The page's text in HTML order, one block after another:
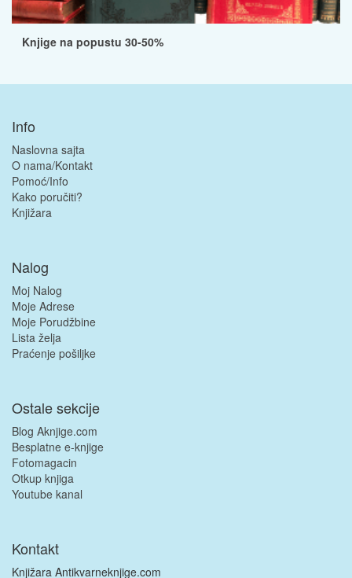
Knjige na popustu 30-50%
Info
Naslovna sajta
O nama/Kontakt
Pomoć/Info
Kako poručiti?
Knjižara
Nalog
Moj Nalog
Moje Adrese
Moje Porudžbine
Lista želja
Praćenje pošiljke
Ostale sekcije
Blog Aknjige.com
Besplatne e-knjige
Fotomagacin
Otkup knjiga
Youtube kanal
Kontakt
Knjižara Antikvarneknjige.com